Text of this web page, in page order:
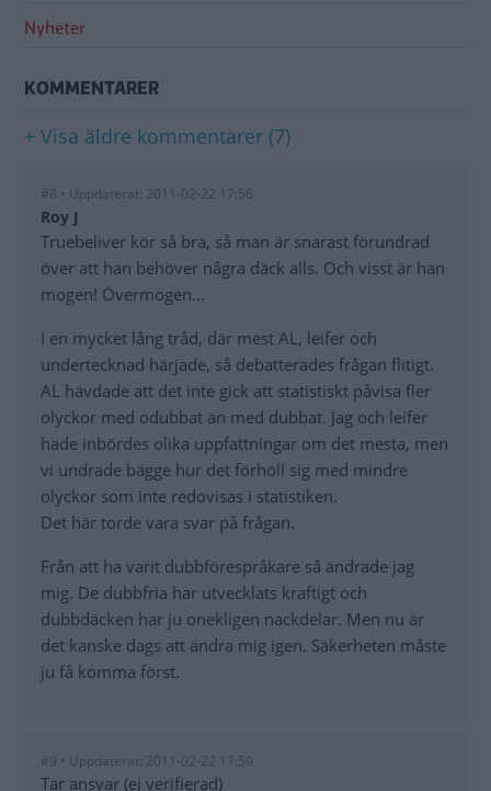
Nyheter
KOMMENTARER
+ Visa äldre kommentarer (7)
#8 • Uppdaterat: 2011-02-22 17:56
Roy J
Truebeliver kör så bra, så man är snarast förundrad
över att han behöver några däck alls. Och visst är han
mogen! Övermogen...
I en mycket lång tråd, där mest AL, leifer och
undertecknad härjade, så debatterades frågan flitigt.
AL hävdade att det inte gick att statistiskt påvisa fler
olyckor med odubbat än med dubbat. Jag och leifer
hade inbördes olika uppfattningar om det mesta, men
vi undrade bägge hur det förhöll sig med mindre
olyckor som inte redovisas i statistiken.
Det här torde vara svar på frågan.
Från att ha varit dubbförespråkare så ändrade jag
mig. De dubbfria har utvecklats kraftigt och
dubbdäcken har ju onekligen nackdelar. Men nu är
det kanske dags att ändra mig igen. Säkerheten måste
ju få komma först.
#9 • Uppdaterat: 2011-02-22 17:59
Tar ansvar (ej verifierad)